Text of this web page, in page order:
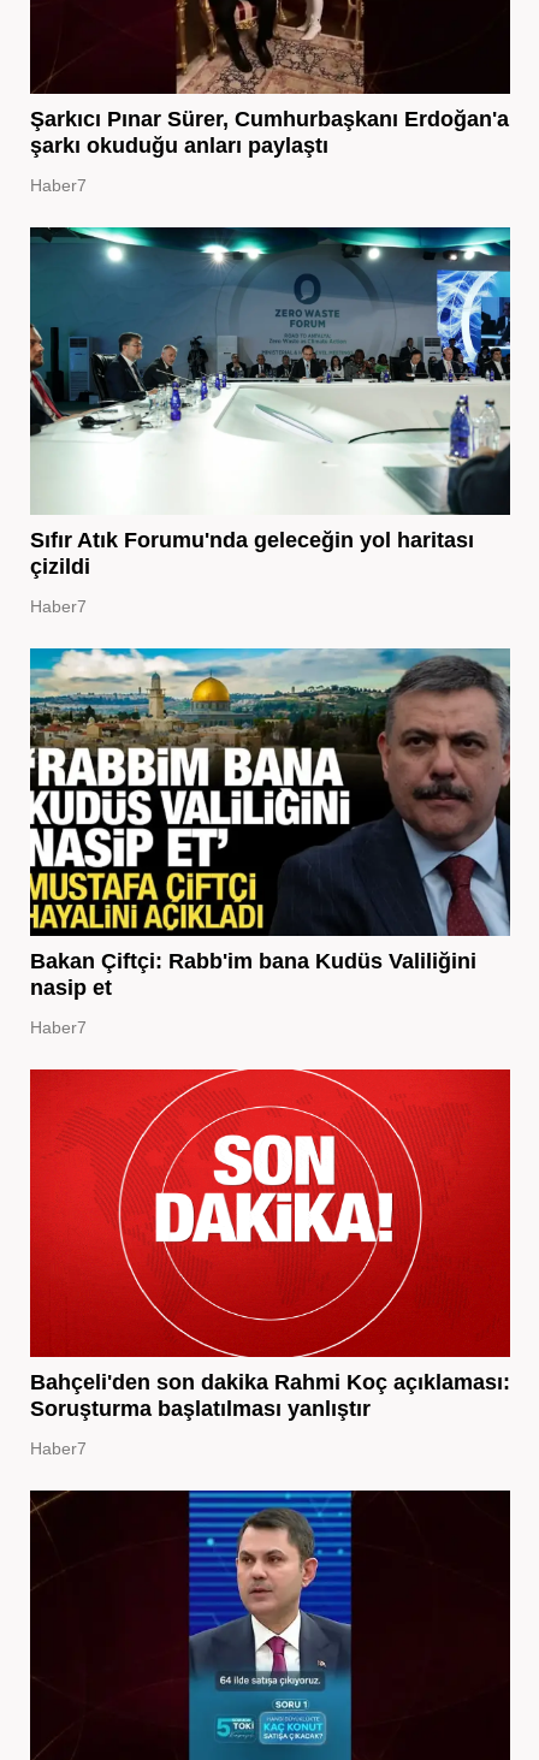
Şarkıcı Pınar Sürer, Cumhurbaşkanı Erdoğan'a
şarkı okuduğu anları paylaştı
Haber7
Sıfır Atık Forumu'nda geleceğin yol haritası
çizildi
Haber7
Bakan Çiftçi: Rabb'im bana Kudüs Valiliğini
nasip et
Haber7
Bahçeli'den son dakika Rahmi Koç açıklaması:
Soruşturma başlatılması yanlıştır
Haber7